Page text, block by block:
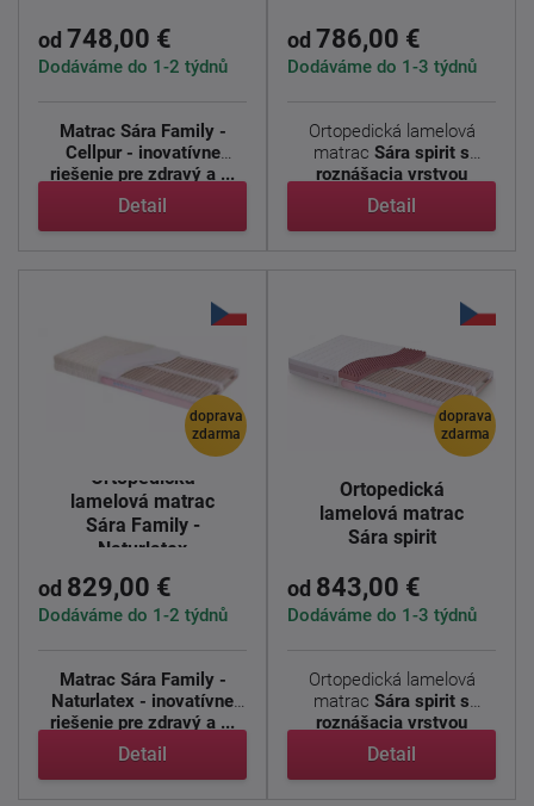
od 748,00 €
Dodáváme do 1-2 týdnů
Matrac Sára Family -
Cellpur - inovatívne
riešenie pre zdravý a ...
Detail
od 786,00 €
Dodáváme do 1-3 týdnů
Ortopedická lamelová
matrac Sára spirit s
roznášacia vrstvou
NAWAPUR. ...
Detail
doprava
zdarma
Ortopedická
lamelová matrac
Sára Family -
Naturlatex
od 829,00 €
Dodáváme do 1-2 týdnů
Matrac Sára Family -
Naturlatex - inovatívne
riešenie pre zdravý a ...
Detail
doprava
zdarma
Ortopedická
lamelová matrac
Sára spirit
od 843,00 €
Dodáváme do 1-3 týdnů
Ortopedická lamelová
matrac Sára spirit s
roznášacia vrstvou
CELLPUR. ...
Detail